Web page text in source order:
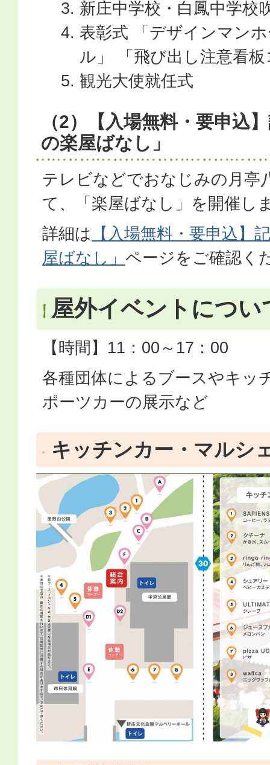
新庄中学校・白鳳中学校
表彰式 「デザインマン
ル」 「飛び出し注意看
観光大使就任式
（2）【入場無料・要申込
の楽屋ばなし」
テレビなどでおなじみの月亭
て、「楽屋ばなし」を開催し
詳細は 【入場無料・要申込】
屋ばなし」 ページをご確認く
屋外イベントについ
【時間】11：00～17：00
各種団体によるブースやキッ
ポーツカーの展示など
キッチンカー・マルシ